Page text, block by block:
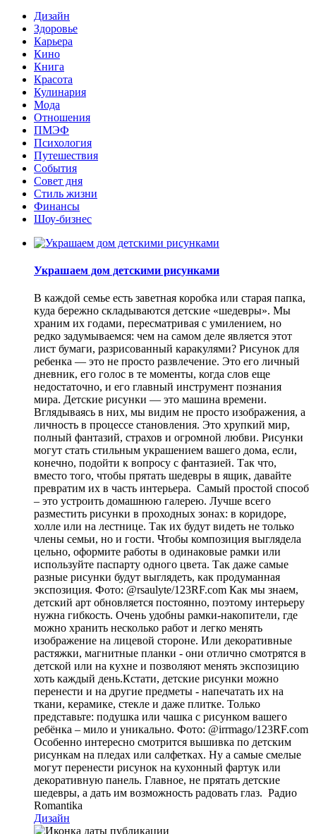
Дизайн
Здоровье
Карьера
Кино
Книга
Красота
Кулинария
Мода
Отношения
ПМЭФ
Психология
Путешествия
События
Совет дня
Стиль жизни
Финансы
Шоу-бизнес
Украшаем дом детскими рисунками
В каждой семье есть заветная коробка или старая папка,
куда бережно складываются детские «шедевры». Мы
храним их годами, пересматривая с умилением, но
редко задумываемся: чем на самом деле является этот
лист бумаги, разрисованный каракулями? Рисунок для
ребенка — это не просто развлечение. Это его личный
дневник, его голос в те моменты, когда слов еще
недостаточно, и его главный инструмент познания
мира. Детские рисунки — это машина времени.
Вглядываясь в них, мы видим не просто изображения, а
личность в процессе становления. Это хрупкий мир,
полный фантазий, страхов и огромной любви. Рисунки
могут стать стильным украшением вашего дома, если,
конечно, подойти к вопросу с фантазией. Так что,
вместо того, чтобы прятать шедевры в ящик, давайте
превратим их в часть интерьера. Самый простой способ
– это устроить домашнюю галерею. Лучше всего
разместить рисунки в проходных зонах: в коридоре,
холле или на лестнице. Так их будут видеть не только
члены семьи, но и гости. Чтобы композиция выглядела
цельно, оформите работы в одинаковые рамки или
используйте паспарту одного цвета. Так даже самые
разные рисунки будут выглядеть, как продуманная
экспозиция. Фото: @rsaulyte/123RF.com Как мы знаем,
детский арт обновляется постоянно, поэтому интерьеру
нужна гибкость. Очень удобны рамки-накопители, где
можно хранить несколько работ и легко менять
изображение на лицевой стороне. Или декоративные
растяжки, магнитные планки - они отлично смотрятся в
детской или на кухне и позволяют менять экспозицию
хоть каждый день.Кстати, детские рисунки можно
перенести и на другие предметы - напечатать их на
ткани, керамике, стекле и даже плитке. Только
представьте: подушка или чашка с рисунком вашего
ребёнка – мило и уникально. Фото: @irrmago/123RF.com
Особенно интересно смотрится вышивка по детским
рисункам на пледах или салфетках. Ну а самые смелые
могут перенести рисунок на кухонный фартук или
декоративную панель. Главное, не прятать детские
шедевры, а дать им возможность радовать глаз. Радио
Romantika
Дизайн